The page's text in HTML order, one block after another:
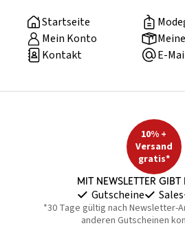
Startseite
Mein Konto
Kontakt
E-
10% +
Versand
gratis*
Mit Newsletter gibt
Gutscheine Sales
*30 Tage gültig nach Newsletter-
anderen Gutscheinen